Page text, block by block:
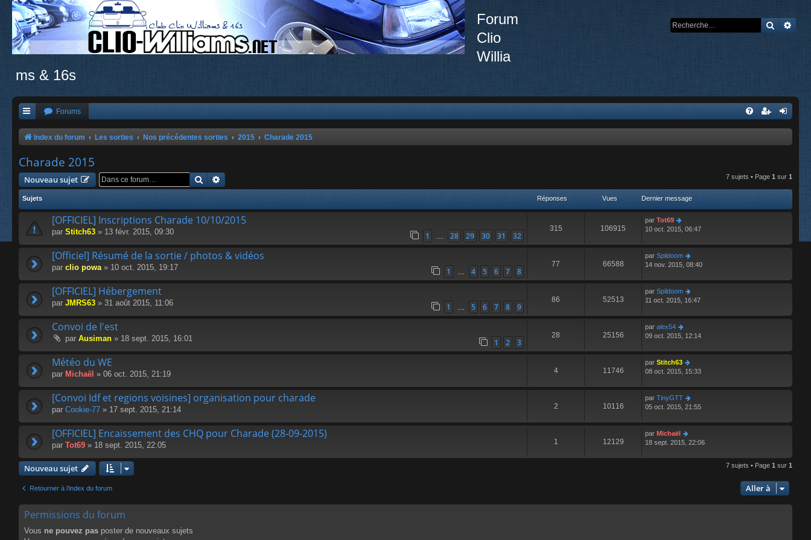
Forum
Clio
Willia
ms & 16s
Forums
Index du forum Les sorties Nos précédentes sorties 2015 Charade 2015
Charade 2015
Nouveau sujet Rechercher 7 sujets • Page 1 sur 1
Sujets Réponses Vues Dernier message
[OFFICIEL] Inscriptions Charade 10/10/2015
par Stitch63 » 13 févr. 2015, 09:30 1 … 28 29 30 31 32
315 106915
par Tot69
10 oct. 2015, 06:47
[Officiel] Résumé de la sortie / photos & vidéos
par clio powa» 10 oct. 2015, 19:17 1 … 4 5 6 7 8
77 66588
par Spildoom
14 nov. 2015, 08:40
[OFFICIEL] Hébergement
par JMRS63 » 31 août 2015, 11:06 1 … 5 6 7 8 9
86 52513
par Spildoom
11 oct. 2015, 16:47
Convoi de l'est
par Ausiman » 18 sept. 2015, 16:01 1 2 3
28 25156
par alex54
09 oct. 2015, 12:14
Météo du WE
par Michaël » 06 oct. 2015, 21:19 4 11746
par Stitch63
08 oct. 2015, 15:33
[Convoi Idf et regions voisines] organisation pour charade
par Cookie-77 » 17 sept. 2015, 21:14 2 10116
par TinyGTT
05 oct. 2015, 21:55
[OFFICIEL] Encaissement des CHQ pour Charade (28-09-2015)
par Tot69 » 18 sept. 2015, 22:05 1 12129
par Michaël
18 sept. 2015, 22:06
Nouveau sujet 7 sujets • Page 1 sur 1
Retourner à l’index du forum Aller à
Permissions du forum
Vous ne pouvez pas poster de nouveaux sujets